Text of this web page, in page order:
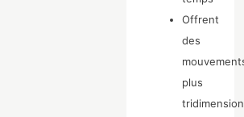
Offrent
des
plus